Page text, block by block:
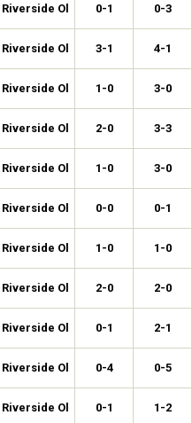
Riverside Ol 0-1 0-3
Riverside Ol 3-1 4-1
Riverside Ol 1-0 3-0
Riverside Ol 2-0 3-3
Riverside Ol 1-0 3-0
Riverside Ol 0-0 0-1
Riverside Ol 1-0 1-0
Riverside Ol 2-0 2-0
Riverside Ol 0-1 2-1
Riverside Ol 0-4 0-5
Riverside Ol 0-1 1-2